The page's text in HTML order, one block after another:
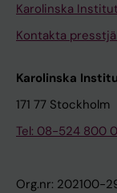
Karolinska
Kontakta
Karolinska
171 77 Stockholm
Tel: 08-524 800
Org.nr: 202100-